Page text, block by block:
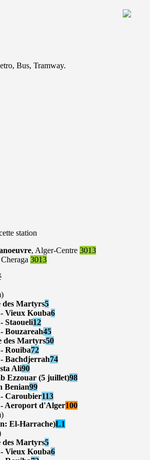
Bus, Tramway.
station
, Alger-Centre 3013
3013
des Martyrs5
Vieux Kouba6
Staoueli12
Bouzareah45
des Martyrs50
Rouiba72
Bachdjerrah74
Ali90
Ezzouar (5 juillet)98
Benian99
Caroubier113
Aeroport d'Alger100
El-Harrache)L1
des Martyrs5
Vieux Kouba6